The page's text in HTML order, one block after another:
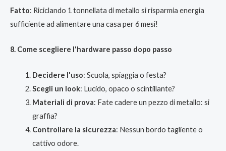
Fatto: Riciclando 1 tonnellata di metallo si risparmia energia
sufficiente ad alimentare una casa per 6 mesi!
8. Come scegliere l'hardware passo dopo passo
Decidere l'uso: Scuola, spiaggia o festa?
Scegli un look: Lucido, opaco o scintillante?
Materiali di prova: Fate cadere un pezzo di metallo: si
graffia?
Controllare la sicurezza: Nessun bordo tagliente o
cattivo odore.